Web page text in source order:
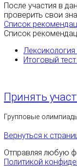
После участия в
проверить свои
Список
Список
Лексикология
Итоговый
Принять
Групповые
Вернуться к
Отправляя любую
Политикой